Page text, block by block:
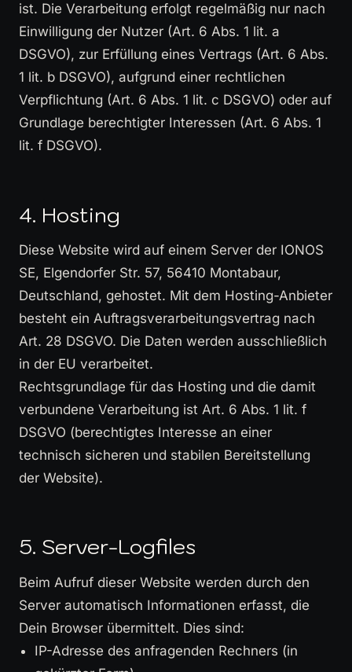
ist. Die Verarbeitung erfolgt regelmäßig nur nach
Einwilligung der Nutzer (Art. 6 Abs. 1 lit. a
DSGVO), zur Erfüllung eines Vertrags (Art. 6 Abs.
1 lit. b DSGVO), aufgrund einer rechtlichen
Verpflichtung (Art. 6 Abs. 1 lit. c DSGVO) oder auf
Grundlage berechtigter Interessen (Art. 6 Abs. 1
lit. f DSGVO).
4. Hosting
Diese Website wird auf einem Server der IONOS
SE, Elgendorfer Str. 57, 56410 Montabaur,
Deutschland, gehostet. Mit dem Hosting-Anbieter
besteht ein Auftragsverarbeitungsvertrag nach
Art. 28 DSGVO. Die Daten werden ausschließlich
in der EU verarbeitet.
Rechtsgrundlage für das Hosting und die damit
verbundene Verarbeitung ist Art. 6 Abs. 1 lit. f
DSGVO (berechtigtes Interesse an einer
technisch sicheren und stabilen Bereitstellung
der Website).
5. Server-Logfiles
Beim Aufruf dieser Website werden durch den
Server automatisch Informationen erfasst, die
Dein Browser übermittelt. Dies sind:
IP-Adresse des anfragenden Rechners (in